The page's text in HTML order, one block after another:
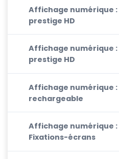
Affichage numérique :
prestige HD
Affichage numérique :
prestige HD
Affichage numérique :
rechargeable
Affichage numérique :
Fixations-écrans